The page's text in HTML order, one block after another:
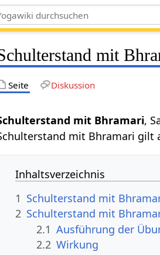
mit
Seite Diskussion
mit Bhramari,
mit Bhramari gilt
Inhaltsverzeichnis
1 Schulterstand mit
2 Schulterstand mit
2.1 Ausführung der
2.2 Wirkung